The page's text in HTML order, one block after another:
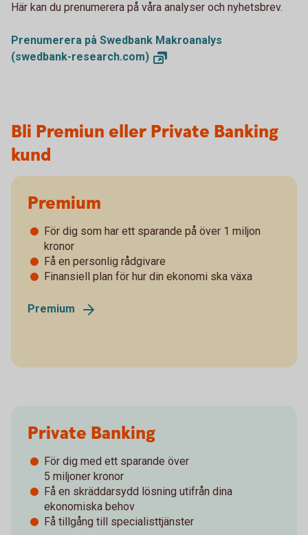
Här kan du prenumerera på våra analyser och nyhetsbrev.
Prenumerera på Swedbank Makroanalys
(swedbank-research.com)
Bli Premiun eller Private Banking
kund
Premium
För dig som har ett sparande på över 1 miljon
kronor
Få en personlig rådgivare
Finansiell plan för hur din ekonomi ska växa
Premium
Private Banking
För dig med ett sparande över
­5 miljoner kronor
Få en skräddarsydd lösning utifrån dina
ekonomiska behov
Få tillgång till specialisttjänster